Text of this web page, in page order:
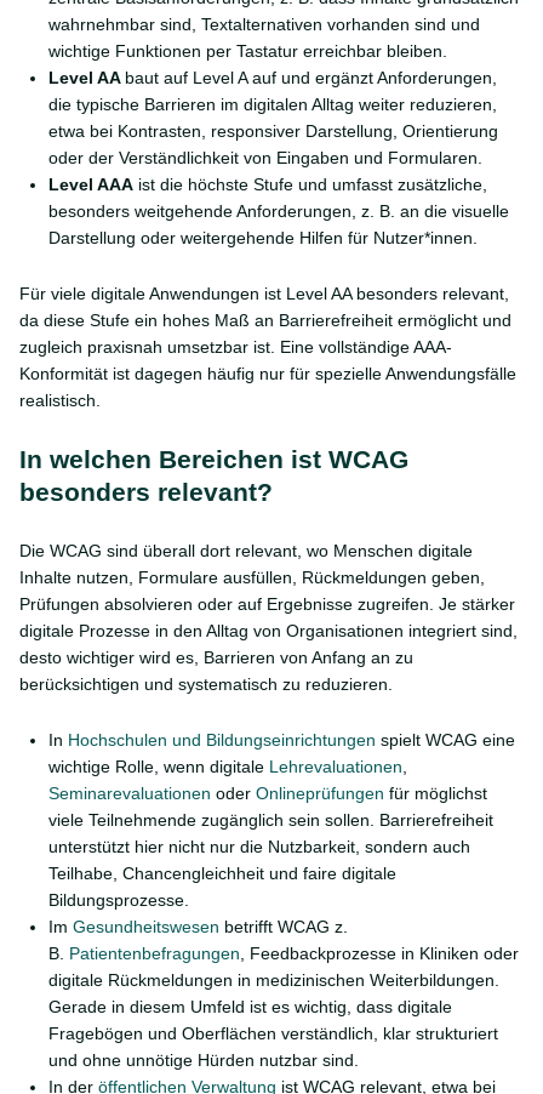
wahrnehmbar sind, Textalternativen vorhanden sind und
wichtige Funktionen per Tastatur erreichbar bleiben.
Level AA baut auf Level A auf und ergänzt Anforderungen,
die typische Barrieren im digitalen Alltag weiter reduzieren,
etwa bei Kontrasten, responsiver Darstellung, Orientierung
oder der Verständlichkeit von Eingaben und Formularen.
Level AAA ist die höchste Stufe und umfasst zusätzliche,
besonders weitgehende Anforderungen, z. B. an die visuelle
Darstellung oder weitergehende Hilfen für Nutzer*innen.
Für viele digitale Anwendungen ist Level AA besonders relevant,
da diese Stufe ein hohes Maß an Barrierefreiheit ermöglicht und
zugleich praxisnah umsetzbar ist. Eine vollständige AAA-
Konformität ist dagegen häufig nur für spezielle Anwendungsfälle
realistisch.
In welchen Bereichen ist WCAG
besonders relevant?
Die WCAG sind überall dort relevant, wo Menschen digitale
Inhalte nutzen, Formulare ausfüllen, Rückmeldungen geben,
Prüfungen absolvieren oder auf Ergebnisse zugreifen. Je stärker
digitale Prozesse in den Alltag von Organisationen integriert sind,
desto wichtiger wird es, Barrieren von Anfang an zu
berücksichtigen und systematisch zu reduzieren.
In Hochschulen und Bildungseinrichtungen spielt WCAG eine
wichtige Rolle, wenn digitale Lehrevaluationen
Seminarevaluationen oder Onlineprüfungen für möglichst
viele Teilnehmende zugänglich sein sollen. Barrierefreiheit
unterstützt hier nicht nur die Nutzbarkeit, sondern auch
Teilhabe, Chancengleichheit und faire digitale
Bildungsprozesse.
Im Gesundheitswesen betrifft WCAG z.
B. Patientenbefragungen , Feedbackprozesse in Kliniken oder
digitale Rückmeldungen in medizinischen Weiterbildungen.
Gerade in diesem Umfeld ist es wichtig, dass digitale
Fragebögen und Oberflächen verständlich, klar strukturiert
und ohne unnötige Hürden nutzbar sind.
In der öffentlichen Verwaltung ist WCAG relevant, etwa bei